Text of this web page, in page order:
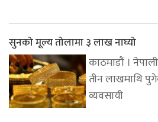
सुनको मूल्य तोलामा ३ लाख नाघ्यो
काठमाडौं ।
तीन लाखमाथि
व्यवसायी